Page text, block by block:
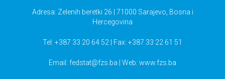
Adresa: Zelenih beretki 26 | 71000 Sarajevo, Bosna i
Hercegovina
Tel: +387 33 20 64 52 | Fax: +387 33 22 61 51
Email: fedstat@fzs.ba | Web: www.fzs.ba